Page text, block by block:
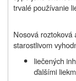
trvalé používanie
Nosová roztoková
starostlivom
liečených
ďalšími